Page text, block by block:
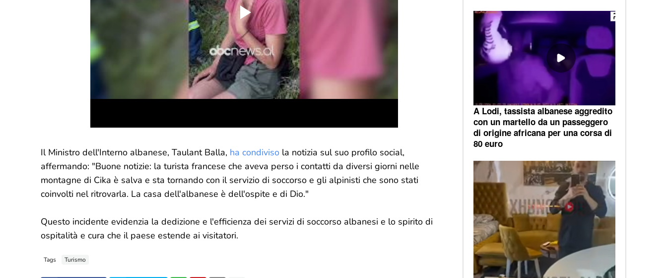
Il Ministro dell'Interno albanese, Taulant Balla, ha condiviso la notizia sul suo profilo social,
affermando: "Buone notizie: la turista francese che aveva perso i contatti da diversi giorni nelle
montagne di Cika è salva e sta tornando con il servizio di soccorso e gli alpinisti che sono stati
coinvolti nel ritrovarla. La casa dell'albanese è dell'ospite e di Dio."
Questo incidente evidenzia la dedizione e l'efficienza dei servizi di soccorso albanesi e lo spirito di
ospitalità e cura che il paese estende ai visitatori.
Tags Turismo
A Lodi, tassista albanese aggredito
con un martello da un passeggero
di origine africana per una corsa di
80 euro